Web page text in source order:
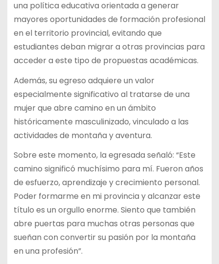
una política educativa orientada a generar
mayores oportunidades de formación profesional
en el territorio provincial, evitando que
estudiantes deban migrar a otras provincias para
acceder a este tipo de propuestas académicas.
Además, su egreso adquiere un valor
especialmente significativo al tratarse de una
mujer que abre camino en un ámbito
históricamente masculinizado, vinculado a las
actividades de montaña y aventura.
Sobre este momento, la egresada señaló: “Este
camino significó muchísimo para mí. Fueron años
de esfuerzo, aprendizaje y crecimiento personal.
Poder formarme en mi provincia y alcanzar este
título es un orgullo enorme. Siento que también
abre puertas para muchas otras personas que
sueñan con convertir su pasión por la montaña
en una profesión”.